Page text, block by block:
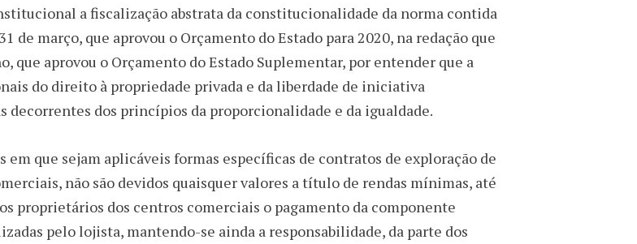
a fiscalização abstrata da constitucionalidade da norma contida
de março, que aprovou o Orçamento do Estado para 2020, na redação que
que aprovou o Orçamento do Estado Suplementar, por entender que a
do direito à propriedade privada e da liberdade de iniciativa
decorrentes dos princípios da proporcionalidade e da igualdade.
em que sejam aplicáveis formas específicas de contratos de exploração de
não são devidos quaisquer valores a título de rendas mínimas, até
proprietários dos centros comerciais o pagamento da componente
pelo lojista, mantendo-se ainda a responsabilidade, da parte dos